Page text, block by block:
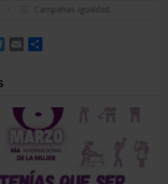
Campañas Igualdad
Telegram
Email